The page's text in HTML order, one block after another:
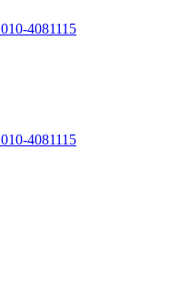
010-4081115
010-4081115